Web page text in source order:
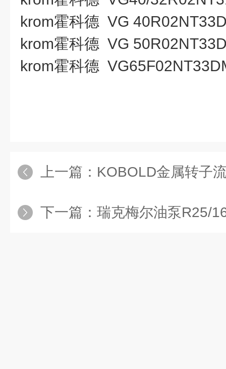
krom霍科德 VG
krom霍科德 VG
krom霍科德
上一篇： KOBOLD金属转子流量计
下一篇： 瑞克梅尔油泵R25/